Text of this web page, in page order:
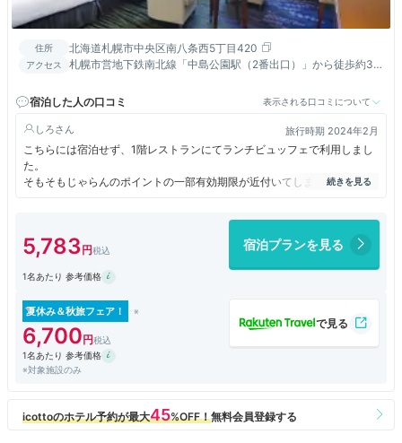
住所 北海道札幌市中央区南八条西5丁目420
アクセス
札幌市営地下鉄南北線「中島公園駅（2番出口）」から徒歩約3
分 道央道「北広島IC」から車で約25分
宿泊した人の口コミ 表示される口コミについて
しろ 旅行時期 2024年2月
こちらには宿泊せず、1階レストランにてランチビュッフェで利用しまし
た。
そもそもじゃらんのポイントの一部有効期限が近付いてしまって慌てて時
期的に当時一番近くの旅先で何か使えるものを探してここになりました。
5,783 宿泊プランを見る
1名あたり 参考価格
夏休み＆秋旅フェア！
6,700
1名あたり 参考価格
※対象施設のみ